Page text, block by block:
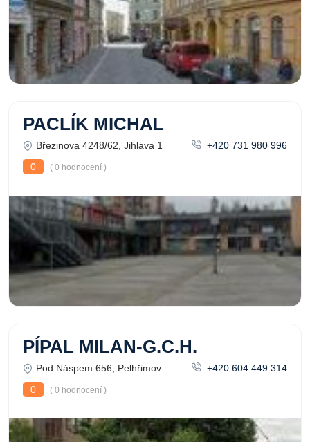
PACLÍK MICHAL
Březinova 4248/62, Jihlava 1
+420 731 980 996
0
( 0 hodnocení )
PÍPAL MILAN-G.C.H.
Pod Náspem 656, Pelhřimov
+420 604 449 314
0
( 0 hodnocení )